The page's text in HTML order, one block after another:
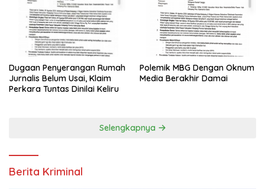
Dugaan Penyerangan Rumah
Jurnalis Belum Usai, Klaim
Perkara Tuntas Dinilai Keliru
Polemik MBG Dengan Oknum
Media Berakhir Damai
Selengkapnya
Berita Kriminal